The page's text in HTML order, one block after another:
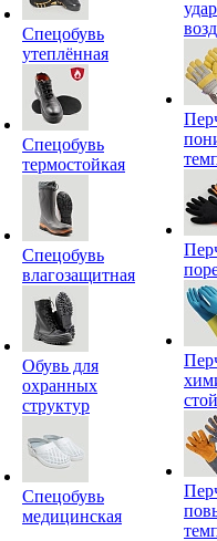
Спецобувь
утеплённая
Спецобувь
термостойкая
Спецобувь
влагозащитная
Обувь для
охранных
структур
Спецобувь
медицинская